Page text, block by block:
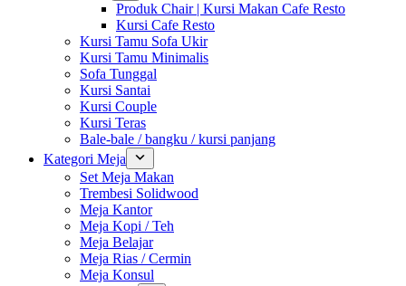
Produk Chair | Kursi Makan Cafe Resto
Kursi Cafe Resto
Kursi Tamu Sofa Ukir
Kursi Tamu Minimalis
Sofa Tunggal
Kursi Santai
Kursi Couple
Kursi Teras
Bale-bale / bangku / kursi panjang
Kategori Meja
Set Meja Makan
Trembesi Solidwood
Meja Kantor
Meja Kopi / Teh
Meja Belajar
Meja Rias / Cermin
Meja Konsul